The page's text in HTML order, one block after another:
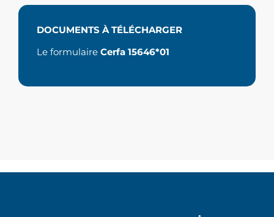
DOCUMENTS À TÉLÉCHARGER
Le formulaire Cerfa 15646*01